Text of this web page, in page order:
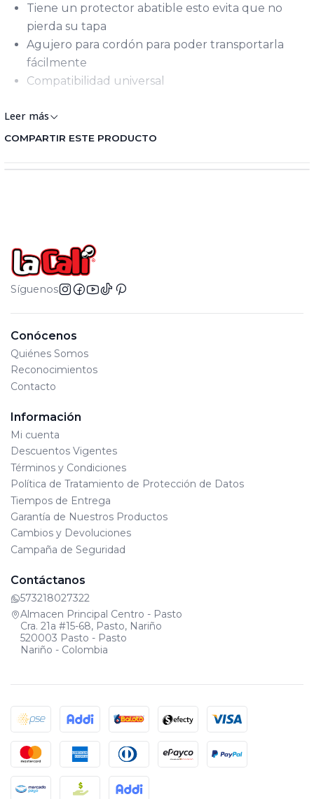
Tiene un protector abatible esto evita que no
pierda su tapa
Agujero para cordón para poder transportarla
fácilmente
Compatibilidad universal
Leer más
COMPARTIR ESTE PRODUCTO
Síguenos
Conócenos
Quiénes Somos
Reconocimientos
Contacto
Información
Mi cuenta
Descuentos Vigentes
Términos y Condiciones
Política de Tratamiento de Protección de Datos
Tiempos de Entrega
Garantía de Nuestros Productos
Cambios y Devoluciones
Campaña de Seguridad
Contáctanos
573218027322
Almacen Principal Centro - Pasto
Cra. 21a #15-68, Pasto, Nariño
520003 Pasto - Pasto
Nariño - Colombia